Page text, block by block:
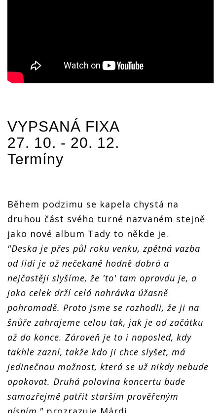
VYPSANÁ FIXA
27. 10. - 20. 12.
Termíny
Během podzimu se kapela chystá na
druhou část svého turné nazvaném stejně
jako nové album Tady to někde je.
"Deska je přes půl roku venku, zpětná vazba
od lidí je až nečekaně hodně dobrá a
nejčastěji slyšíme, že 'to' tam opravdu je, a
jako celek drží celá nahrávka úžasně
pohromadě. Proto jsme se rozhodli, že ji na
šnůře zahrajeme celou tak, jak je od začátku
až do konce. Zároveň je to i naposled, kdy
takhle zazní, takže kdo ji chce slyšet, má
jedinečnou možnost, která se už nikdy nebude
opakovat. Druhá polovina koncertu bude
samozřejmě patřit starším prověřeným